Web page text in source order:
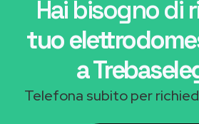
Hai bisogno di
tuo
a
Telefona subito per